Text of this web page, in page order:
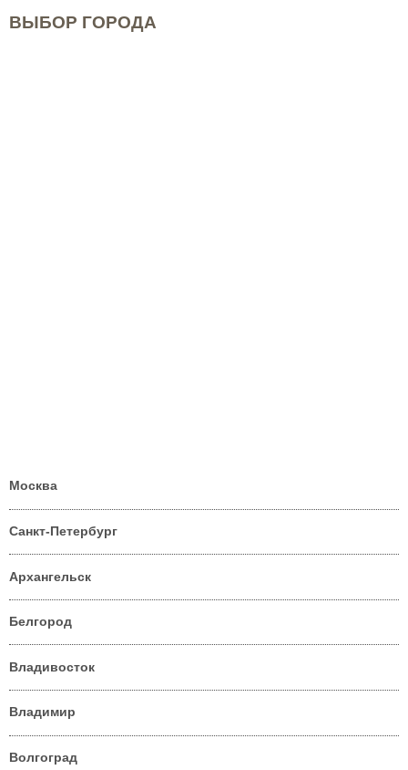
ВЫБОР ГОРОДА
Москва
Санкт-Петербург
Архангельск
Белгород
Владивосток
Владимир
Волгоград